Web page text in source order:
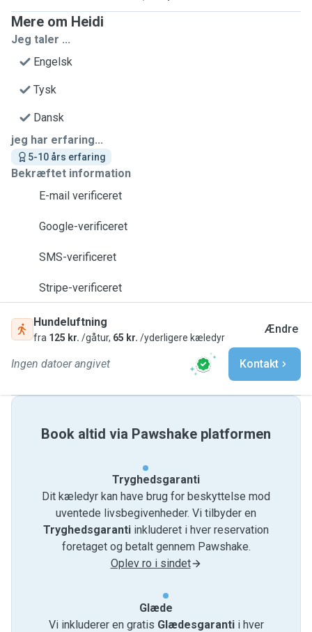
Mere om Heidi
Jeg taler ...
Engelsk
Tysk
Dansk
jeg har erfaring...
5-10 års erfaring
Bekræftet information
E-mail verificeret
Google-verificeret
SMS-verificeret
Stripe-verificeret
Hundeluftning
fra 125 kr. /gåtur, 65 kr. /yderligere kæledyr
Ændre
Ingen datoer angivet Kontakt
Book altid via Pawshake platformen
Tryghedsgaranti
Dit kæledyr kan have brug for beskyttelse mod
uventede livsbegivenheder. Vi tilbyder en
Tryghedsgaranti inkluderet i hver reservation
foretaget og betalt gennem Pawshake.
Oplev ro i sindet
Glæde
Vi inkluderer en gratis Glædesgarantii hver